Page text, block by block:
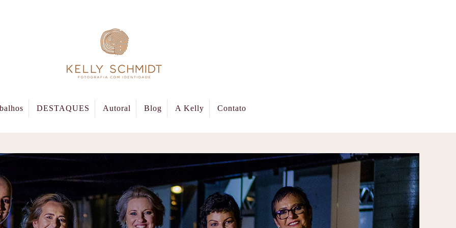
DESTAQUES Autoral Blog A Kelly Contato